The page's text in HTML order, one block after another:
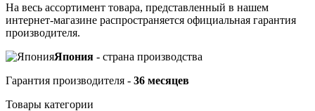
На весь ассортимент товара, представленный в нашем
интернет-магазине распространяется официальная гарантия
производителя.
Япония - cтрана производства
Гарантия производителя - 36 месяцев
Товары категории